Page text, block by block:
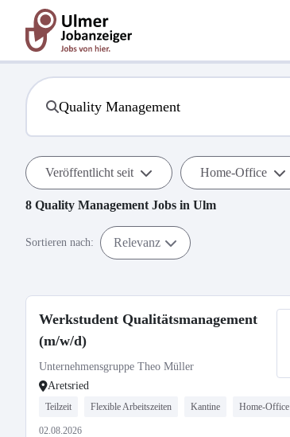
Veröffentlicht seit Home-Office
8 Quality Management Jobs in Ulm
Sortieren nach: Relevanz
Werkstudent Qualitätsmanagement
(m/w/d)
Unternehmensgruppe Theo Müller
Aretsried
Teilzeit Flexible Arbeitszeiten Kantine Home-Office
02.08.2026